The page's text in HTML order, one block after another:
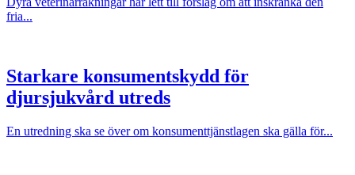
fria...
Starkare konsumentskydd för
djursjukvård utreds
En utredning ska se över om konsumenttjänstlagen ska gälla för...